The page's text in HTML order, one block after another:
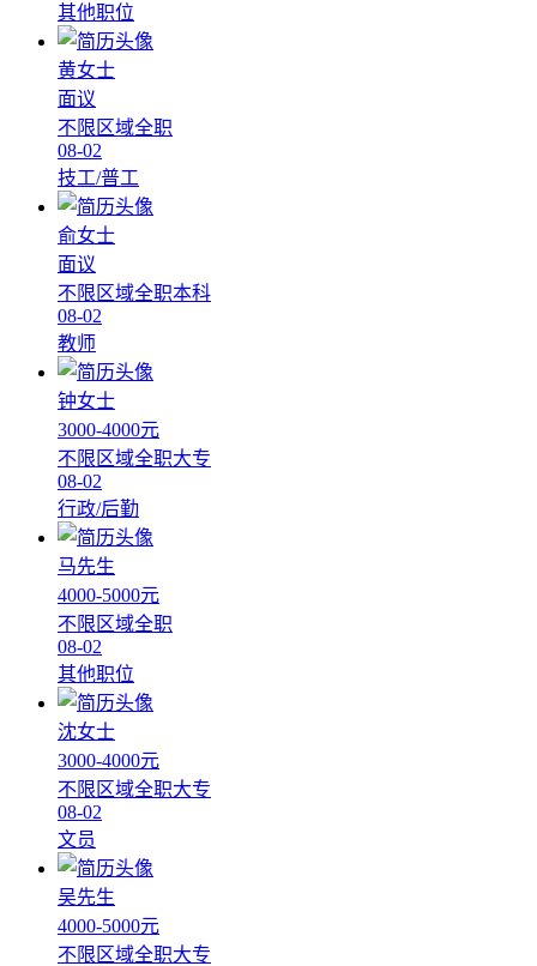
其他职位
黄女士
面议
不限区域全职
08-02
技工/普工
俞女士
面议
不限区域全职本科
08-02
教师
钟女士
3000-4000元
不限区域全职大专
08-02
行政/后勤
马先生
4000-5000元
不限区域全职
08-02
其他职位
沈女士
3000-4000元
不限区域全职大专
08-02
文员
吴先生
4000-5000元
不限区域全职大专